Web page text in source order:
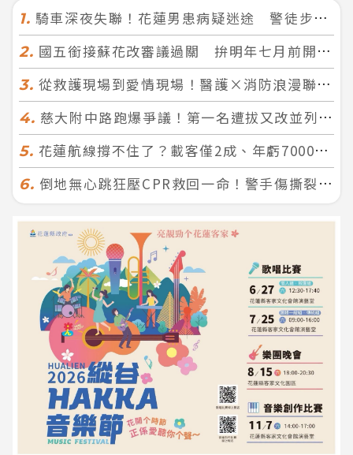
1. 騎車深夜失聯！花蓮男患病疑迷途 警徒步百米急尋救回一命
2. 國五銜接蘇花改審議過關 拚明年七月前開工！台北花蓮2小時生活圈成形
3. 從救護現場到愛情現場！醫護×消防浪漫聯誼 32人配對成功5對
4. 慈大附中路跑爆爭議！第一名遭拔又改並列 家長怒：難以接受
5. 花蓮航線撐不住了？載客僅2成、年虧7000萬 華信喊：真的快飛不下去
6. 倒地無心跳狂壓CPR救回一命！警手傷撕裂仍不放手 竟救到藝人何篤霖哥哥